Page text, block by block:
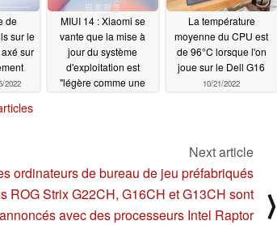
de
sur le
sur
2022
MIUI 14 : Xiaomi se
vante que la mise à
jour du système
d'exploitation est
"légère comme une
La température
moyenne du CPU est
de 96°C lorsque l'on
joue sur le Dell G16
10/21/2022
Next article
ordinateurs de bureau de jeu préfabriqués
ROG Strix G22CH, G16CH et G13CH sont
annoncés avec des processeurs Intel Raptor
⟩